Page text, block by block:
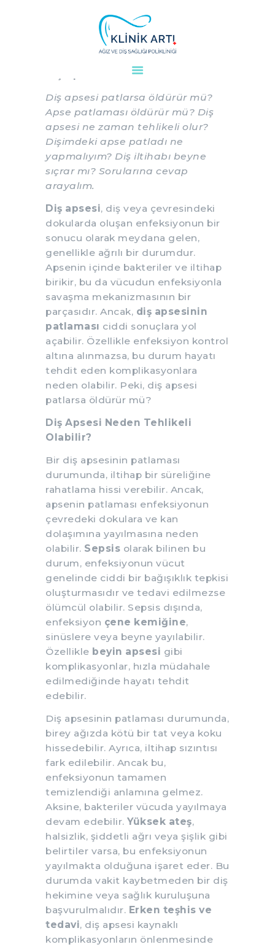
ANASAYFA
KURUMSAL
DOKTORLARIMIZ
TEDAVILER
VAKALAR
KVKK
AYDINLATMA
METNI
BLOG
KLINIĞIMIZ
İLETIŞIM
Diş Apsesi Patlarsa Öldürür
Diş Apsesi Patlarsa Öldürür mü?
Diş apsesi patlarsa öldürür mü?
Apse patlaması öldürür mü? Diş
apsesi ne zaman tehlikeli olur?
Dişimdeki apse patladı ne
yapmalıyım? Diş iltihabı beyne
sıçrar mı? Sorularına cevap
arayalım.
Diş apsesi, diş veya çevresindeki
dokularda oluşan enfeksiyonun bir
sonucu olarak meydana gelen,
genellikle ağrılı bir durumdur.
Apsenin içinde bakteriler ve iltihap
birikir, bu da vücudun enfeksiyonla
savaşma mekanizmasının bir
parçasıdır. Ancak, diş apsesinin
patlaması ciddi sonuçlara yol
açabilir. Özellikle enfeksiyon kontrol
altına alınmazsa, bu durum hayatı
tehdit eden komplikasyonlara
neden olabilir. Peki, diş apsesi
patlarsa öldürür mü?
Diş Apsesi Neden Tehlikeli
Olabilir?
Bir diş apsesinin patlaması
durumunda, iltihap bir süreliğine
rahatlama hissi verebilir. Ancak,
apsenin patlaması enfeksiyonun
çevredeki dokulara ve kan
dolaşımına yayılmasına neden
olabilir. Sepsis olarak bilinen bu
durum, enfeksiyonun vücut
genelinde ciddi bir bağışıklık tepkisi
oluşturmasıdır ve tedavi edilmezse
ölümcül olabilir. Sepsis dışında,
enfeksiyon çene kemiğine,
sinüslere veya beyne yayılabilir.
Özellikle beyin apsesi gibi
komplikasyonlar, hızla müdahale
edilmediğinde hayatı tehdit
edebilir.
Diş apsesinin patlaması durumunda,
birey ağızda kötü bir tat veya koku
hissedebilir. Ayrıca, iltihap sızıntısı
fark edilebilir. Ancak bu,
enfeksiyonun tamamen
temizlendiği anlamına gelmez.
Aksine, bakteriler vücuda yayılmaya
devam edebilir. Yüksek ateş,
halsizlik, şiddetli ağrı veya şişlik gibi
belirtiler varsa, bu enfeksiyonun
yayılmakta olduğuna işaret eder. Bu
durumda vakit kaybetmeden bir diş
hekimine veya sağlık kuruluşuna
başvurulmalıdır. Erken teşhis ve
tedavi, diş apsesi kaynaklı
komplikasyonların önlenmesinde